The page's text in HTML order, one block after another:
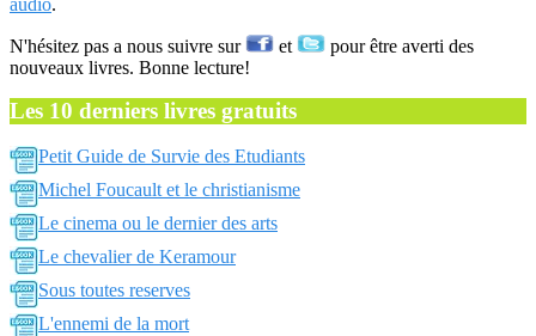
audio.
N'hésitez pas a nous suivre sur et
pour être averti des
nouveaux livres. Bonne lecture!
Les 10 derniers livres gratuits
Petit Guide de Survie des Etudiants
Michel Foucault et le christianisme
Le cinema ou le dernier des arts
Le chevalier de Keramour
Sous toutes reserves
L'ennemi de la mort